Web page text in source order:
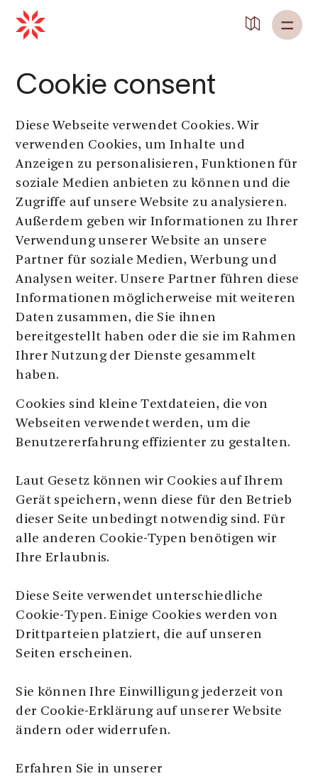
Cookie consent
Diese Webseite verwendet Cookies. Wir
verwenden Cookies, um Inhalte und
Anzeigen zu personalisieren, Funktionen für
soziale Medien anbieten zu können und die
Zugriffe auf unsere Website zu analysieren.
Außerdem geben wir Informationen zu Ihrer
Verwendung unserer Website an unsere
Partner für soziale Medien, Werbung und
Analysen weiter. Unsere Partner führen diese
Informationen möglicherweise mit weiteren
Daten zusammen, die Sie ihnen
bereitgestellt haben oder die sie im Rahmen
Ihrer Nutzung der Dienste gesammelt
haben.
Cookies sind kleine Textdateien, die von
Webseiten verwendet werden, um die
Benutzererfahrung effizienter zu gestalten.
Laut Gesetz können wir Cookies auf Ihrem
Gerät speichern, wenn diese für den Betrieb
dieser Seite unbedingt notwendig sind. Für
alle anderen Cookie-Typen benötigen wir
Ihre Erlaubnis.
Diese Seite verwendet unterschiedliche
Cookie-Typen. Einige Cookies werden von
Drittparteien platziert, die auf unseren
Seiten erscheinen.
Sie können Ihre Einwilligung jederzeit von
der Cookie-Erklärung auf unserer Website
ändern oder widerrufen.
Erfahren Sie in unserer